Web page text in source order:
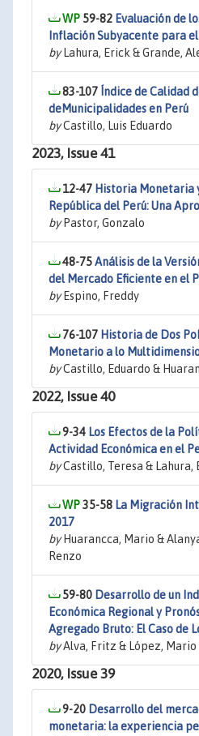
59-82 Evaluación de
Inflación Subyacente para
byLahura, Erick & Grande,
83-107 Índice de Calidad
deMunicipalidades en Perú
byCastillo, Luis Eduardo
2023, Issue 41
12-47 Historia Monetaria
República del Perú: Una
byPastor, Gonzalo
48-75Análisis de la
del Mercado Eficiente en el
byEspino, Freddy
76-107 Historia de Dos
Monetario a lo
byCastillo, Eduardo &
2022, Issue 40
9-34 Los Efectos de la
Actividad Económica en el
byCastillo, Teresa & Lahura,
35-58 La Migración
2017
byHuarancca, Mario &
Renzo
59-80 Desarrollo de un
Económica Regional y
Agregado Bruto: El Caso de
byAlva, Fritz & López, Mario
2020, Issue 39
9-20 Desarrollo del
monetaria: la experiencia